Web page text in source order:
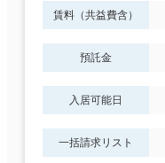
賃料（共益費含）
預託金
入居可能日
一括請求リスト